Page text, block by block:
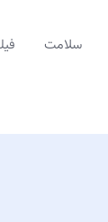
سلامت